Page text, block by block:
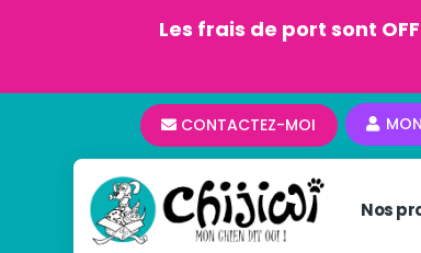
Les frais de port sont
CONTACTEZ-MOI
Nos